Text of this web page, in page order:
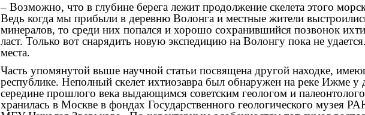
– Возможно, что в глубине берега лежит продолжение скелета этого
Ведь когда мы прибыли в деревню Волонга и местные жители
минералов, то среди них попался и хорошо сохранившийся позвонок
ласт. Только вот снарядить новую экспедицию на Волонгу пока не
места.
Часть упомянутой выше научной статьи посвящена другой находке,
республике. Неполный скелет ихтиозавра был обнаружен на реке Ижме
середине прошлого века выдающимся советским геологом и
хранилась в Москве в фондах Государственного геологического музея